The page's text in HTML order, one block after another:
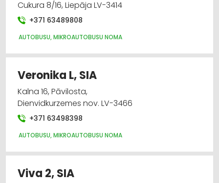
Cukura 8/16, Liepāja LV-3414
+371 63489808
AUTOBUSU, MIKROAUTOBUSU NOMA
Veronika L, SIA
Kalna 16, Pāvilosta,
Dienvidkurzemes nov. LV-3466
+371 63498398
AUTOBUSU, MIKROAUTOBUSU NOMA
Viva 2, SIA